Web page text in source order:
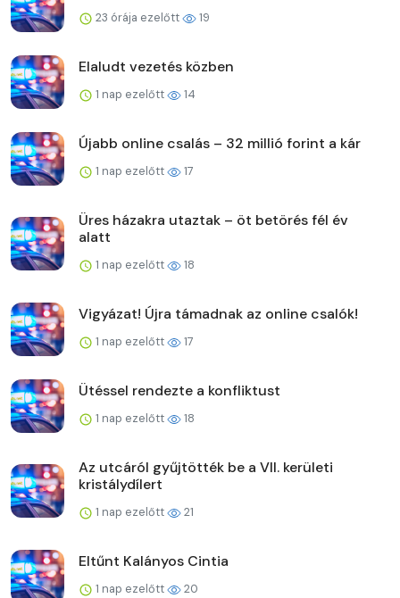
23 órája ezelőtt 19
Elaludt vezetés közben
1 nap ezelőtt 14
Újabb online csalás – 32 millió forint a kár
1 nap ezelőtt 17
Üres házakra utaztak – öt betörés fél év
alatt
1 nap ezelőtt 18
Vigyázat! Újra támadnak az online csalók!
1 nap ezelőtt 17
Ütéssel rendezte a konfliktust
1 nap ezelőtt 18
Az utcáról gyűjtötték be a VII. kerületi
kristálydílert
1 nap ezelőtt 21
Eltűnt Kalányos Cintia
1 nap ezelőtt 20